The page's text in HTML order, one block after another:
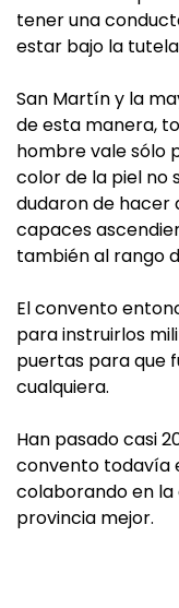
tener una
estar bajo la
San Martín y la
de esta manera,
hombre vale sólo
color de la piel no
dudaron de hacer
capaces
también al rango
El convento
para instruirlos
puertas para que
cualquiera.
Han pasado casi
convento todavía
colaborando en
provincia mejor.